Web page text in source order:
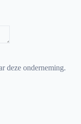
deze onderneming.